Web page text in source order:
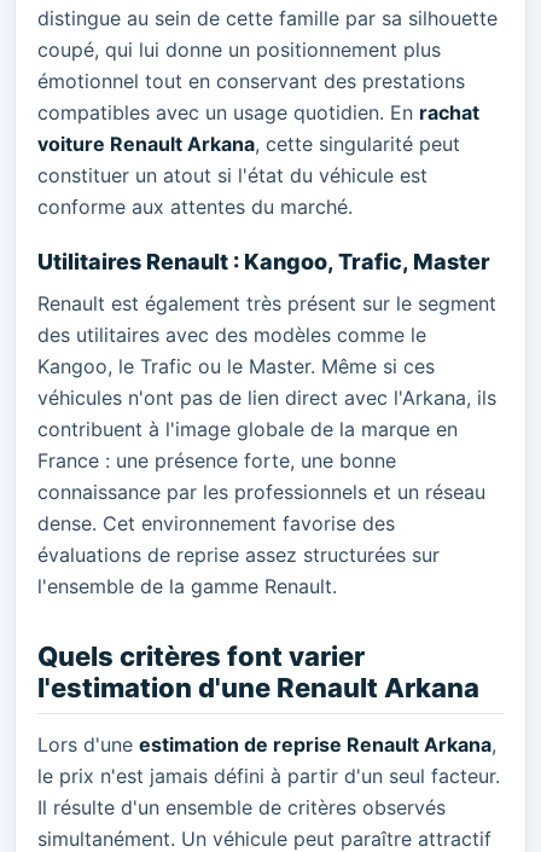
distingue au sein de cette famille par sa silhouette
coupé, qui lui donne un positionnement plus
émotionnel tout en conservant des prestations
compatibles avec un usage quotidien. En rachat
voiture Renault Arkana, cette singularité peut
constituer un atout si l'état du véhicule est
conforme aux attentes du marché.
Utilitaires Renault : Kangoo, Trafic, Master
Renault est également très présent sur le segment
des utilitaires avec des modèles comme le
Kangoo, le Trafic ou le Master. Même si ces
véhicules n'ont pas de lien direct avec l'Arkana, ils
contribuent à l'image globale de la marque en
France : une présence forte, une bonne
connaissance par les professionnels et un réseau
dense. Cet environnement favorise des
évaluations de reprise assez structurées sur
l'ensemble de la gamme Renault.
Quels critères font varier
l'estimation d'une Renault Arkana
Lors d'une estimation de reprise Renault Arkana,
le prix n'est jamais défini à partir d'un seul facteur.
Il résulte d'un ensemble de critères observés
simultanément. Un véhicule peut paraître attractif